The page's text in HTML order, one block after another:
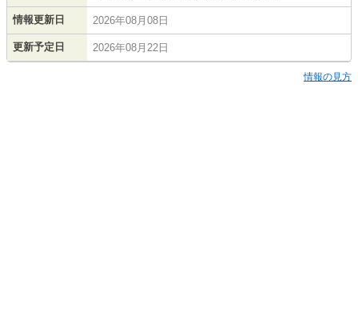
情報更新日 2026年08月08日
更新予定日 2026年08月22日
情報の見方